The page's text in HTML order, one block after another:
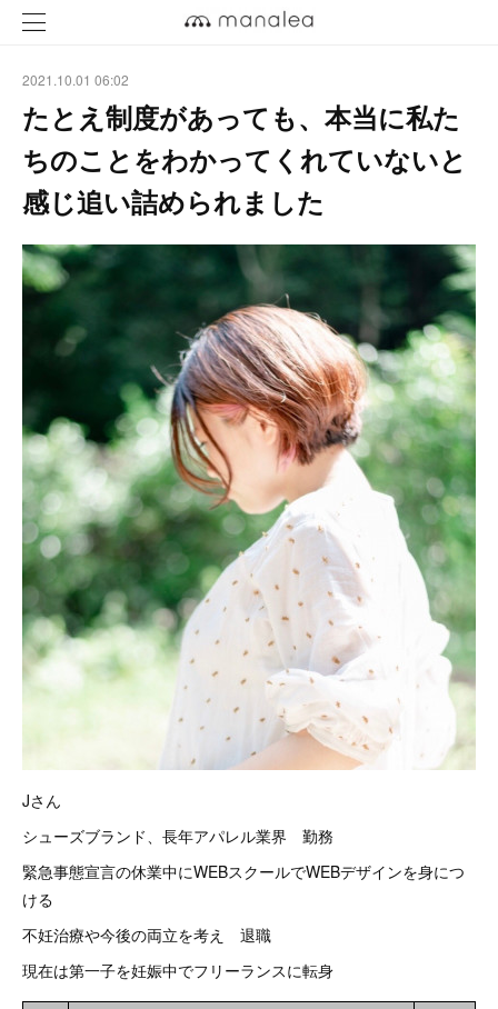
2021.10.01 06:02
たとえ制度があっても、本当に私た
ちのことをわかってくれていないと
感じ追い詰められました
Jさん
シューズブランド、長年アパレル業界 勤務
緊急事態宣言の休業中にWEBスクールでWEBデザインを身につ
ける
不妊治療や今後の両立を考え 退職
現在は第一子を妊娠中でフリーランスに転身